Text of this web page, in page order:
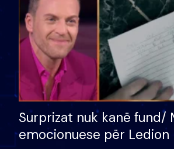
Surprizat nuk kanë fund/
emocionuese për Ledion